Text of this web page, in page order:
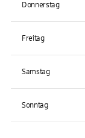
Donnerstag
Freitag
Samstag
Sonntag